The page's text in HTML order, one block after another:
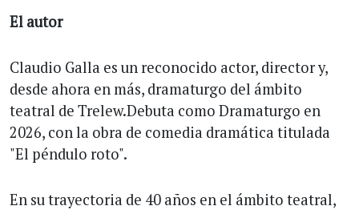
El autor
Claudio Galla es un reconocido actor, director y,
desde ahora en más, dramaturgo del ámbito
teatral de Trelew.Debuta como Dramaturgo en
2026, con la obra de comedia dramática titulada
"El péndulo roto".
En su trayectoria de 40 años en el ámbito teatral,